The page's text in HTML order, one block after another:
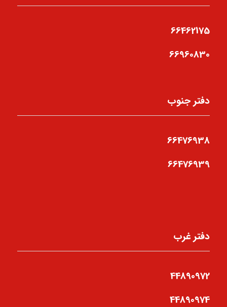
66462175
66960830
دفتر جنوب
66476938
66476939
دفتر غرب
44890972
44890974